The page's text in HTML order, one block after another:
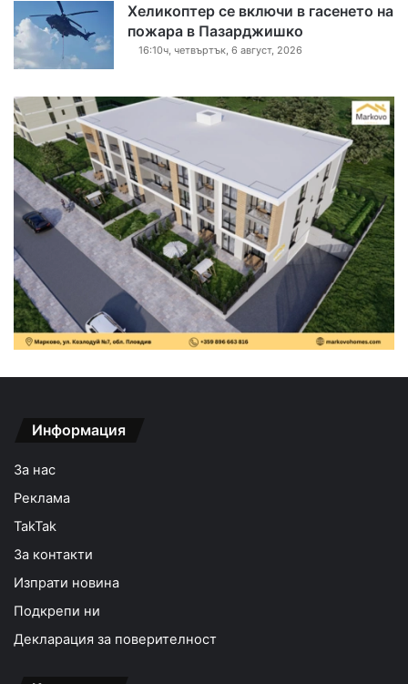
Хеликоптер се включи в гасенето на
пожара в Пазарджишко
16:10ч, четвъртък, 6 август, 2026
Информация
За нас
Реклама
TakTak
За контакти
Изпрати новина
Подкрепи ни
Декларация за поверителност